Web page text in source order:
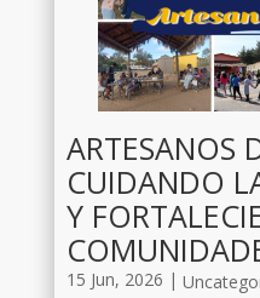
ARTESANOS
CUIDANDO
Y
15 Jun, 2026 |